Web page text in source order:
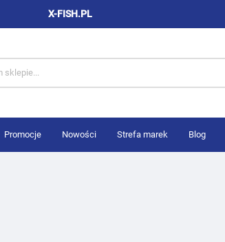
X-FISH.PL
Promocje Nowości Strefa marek Blog